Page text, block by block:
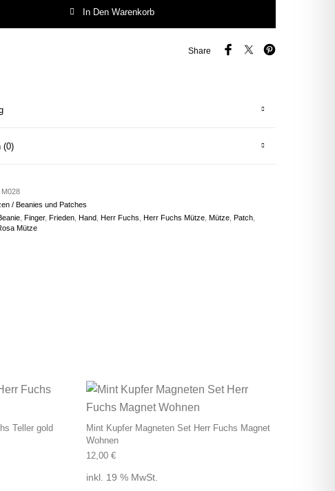
In Den Warenkorb
Share
(0)
M028
/ Beanies und Patches
, Finger, Frieden, Hand, Herr Fuchs Herr Fuchs Mütze, Mütze, Patch,
Mütze
auf. Die Optionen können auf der Produktseite gewählt werden
Teller gold
Mint Kupfer Magneten Set Herr Fuchs Magnet
Wohnen
12,00 €
inkl. 19 % MwSt.